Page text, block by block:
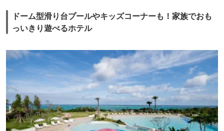
ドーム型滑り台プールやキッズコーナーも！家族でおも
っいきり遊べるホテル